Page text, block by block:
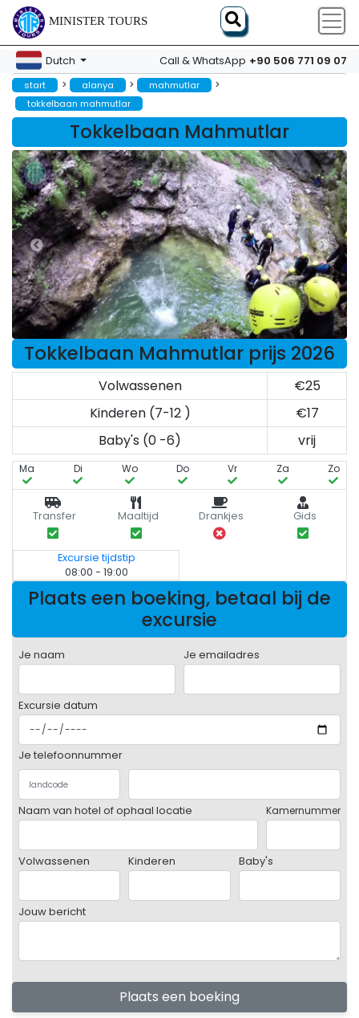
MINISTER TOURS
Dutch Call & WhatsApp +90 506 771 09 07
start > alanya > mahmutlar >
tokkelbaan mahmutlar
Tokkelbaan Mahmutlar
Tokkelbaan Mahmutlar prijs 2026
Volwassenen
€25
Kinderen (7-12 )
€17
Baby's (0 -6)
vrij
Ma Di Wo Do Vr Za Zo
Transfer Maaltijd Drankjes Gids
Excursie tijdstip
08:00 - 19:00
Plaats een boeking, betaal bij de
excursie
Je naam Je emailadres
Excursie datum
Je telefoonnummer
Naam van hotel of ophaal locatie Kamernummer
Volwassenen Kinderen Baby's
Jouw bericht
Plaats een boeking